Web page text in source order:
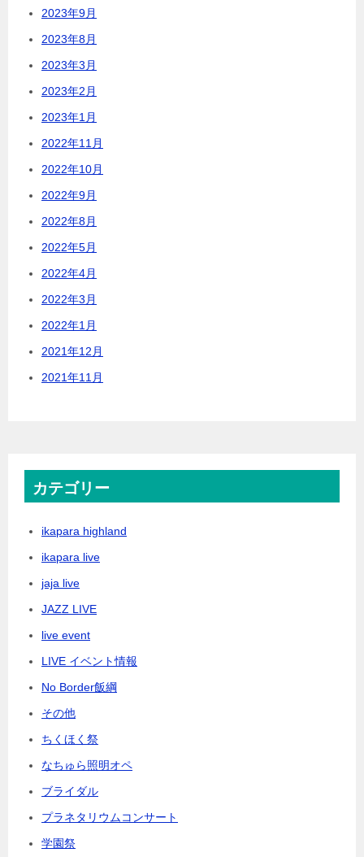
2023年9月
2023年8月
2023年3月
2023年2月
2023年1月
2022年11月
2022年10月
2022年9月
2022年8月
2022年5月
2022年4月
2022年3月
2022年1月
2021年12月
2021年11月
カテゴリー
ikapara highland
ikapara live
jaja live
JAZZ LIVE
live event
LIVE イベント情報
No Border飯綱
その他
ちくほく祭
なちゅら照明オペ
ブライダル
プラネタリウムコンサート
学園祭